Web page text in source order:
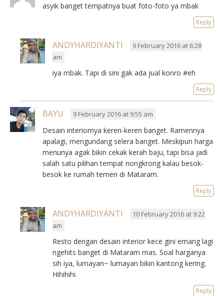
asyik banget tempatnya buat foto-foto ya mbak
Reply
ANDYHARDIYANTI
9 February 2016 at 6:28
am
iya mbak. Tapi di sini gak ada jual konro #eh
Reply
BAYU 9 February 2016 at 9:55 am
Desain interiornya keren-keren banget. Ramennya
apalagi, mengundang selera banget. Meskipun harga
menunya agak bikin cekak kerah baju, tapi bisa jadi
salah satu pilihan tempat nongkrong kalau besok-
besok ke rumah temen di Mataram.
Reply
ANDYHARDIYANTI
10 February 2016 at 9:22
am
Resto dengan desain interior kece gini emang lagi
ngehits banget di Mataram mas. Soal harganya
sih iya, lumayan~ lumayan bikin kantong kering.
Hihihihi.
Reply